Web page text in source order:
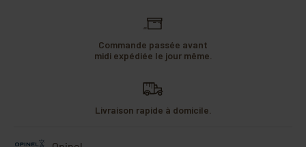
Commande passée avant
midi expédiée le jour même.
Livraison rapide à domicile.